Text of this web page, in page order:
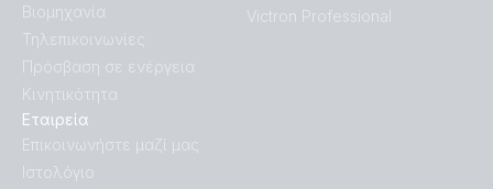
Βιομηχανία
Τηλεπικοινωνίες
Πρόσβαση σε ενέργεια
Κινητικότητα
Εταιρεία
Επικοινωνήστε μαζί μας
Ιστολόγιο
Victron Professional